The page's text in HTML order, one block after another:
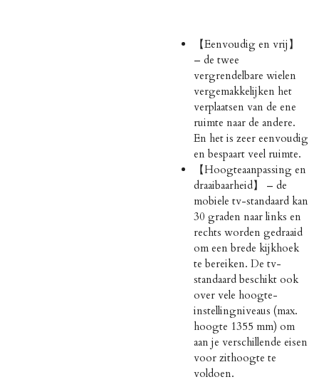
【Eenvoudig en vrij】
– de twee
vergrendelbare wielen
vergemakkelijken het
verplaatsen van de ene
ruimte naar de andere.
En het is zeer eenvoudig
en bespaart veel ruimte.
【Hoogteaanpassing en
draaibaarheid】 – de
mobiele tv-standaard kan
30 graden naar links en
rechts worden gedraaid
om een brede kijkhoek
te bereiken. De tv-
standaard beschikt ook
over vele hoogte-
instellingniveaus (max.
hoogte 1355 mm) om
aan je verschillende eisen
voor zithoogte te
voldoen.